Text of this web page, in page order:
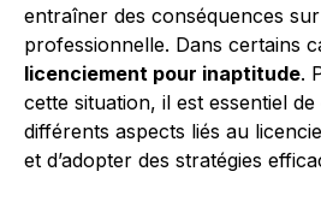
entraîner des conséquences
professionnelle. Dans certains
licenciement pour inaptitude.
cette situation, il est essentiel
différents aspects liés au
et d’adopter des stratégies